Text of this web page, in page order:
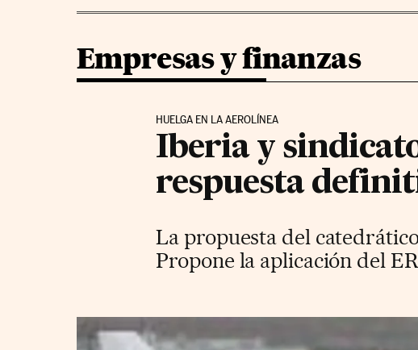
Empresas y finanzas
HUELGA EN LA AEROLÍNEA
Iberia y
respuesta
La propuesta del
Propone la aplicación del